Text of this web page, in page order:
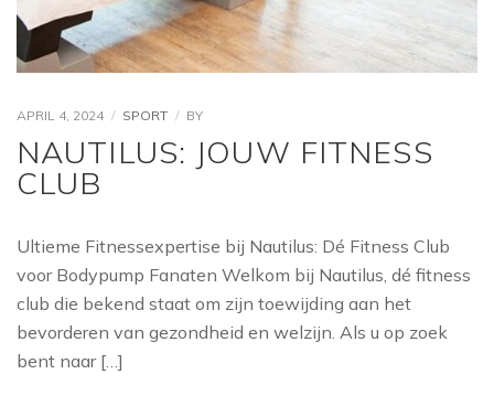
APRIL 4, 2024 SPORT BY
NAUTILUS: JOUW FITNESS
CLUB
Ultieme Fitnessexpertise bij Nautilus: Dé Fitness Club
voor Bodypump Fanaten Welkom bij Nautilus, dé fitness
club die bekend staat om zijn toewijding aan het
bevorderen van gezondheid en welzijn. Als u op zoek
bent naar […]